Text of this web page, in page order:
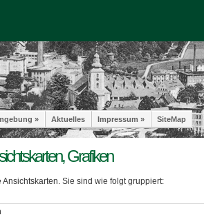
» Aktuelles Impressum » SiteMap
Grafiken
Sie sind wie folgt gruppiert: